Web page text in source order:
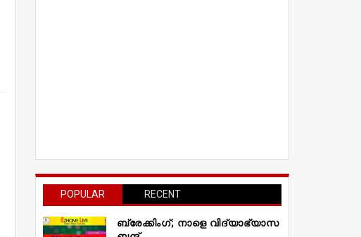
POPULAR RECENT
ബ്രേക്കിംഗ്; നാളെ വിദ്യാഭ്യാസ